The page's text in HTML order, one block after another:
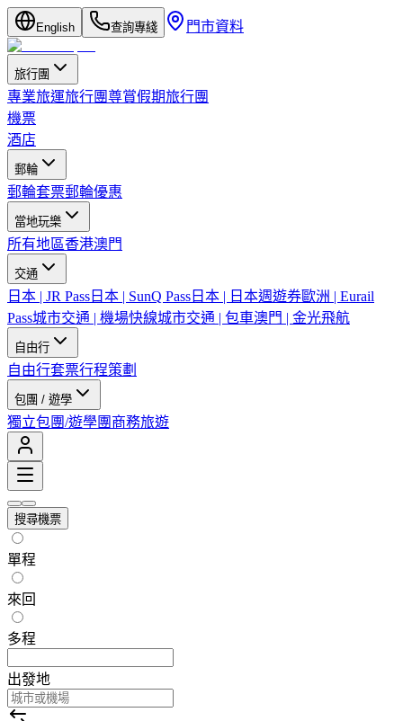
English 查詢專綫 門市資料
旅行團
專業旅運旅行團尊賞假期旅行團
機票
酒店
郵輪
郵輪套票郵輪優惠
當地玩樂
所有地區香港澳門
交通
日本 | JR Pass 日本 | SunQ Pass 日本 | 日本週遊券歐洲 | Eurail
Pass城市交通 | 機場快線城市交通 | 包車澳門 | 金光飛航
自由行
自由行套票行程策劃
包團 / 遊學
獨立包團/遊學團 商務旅遊
搜尋機票
單程
來回
多程
出發地